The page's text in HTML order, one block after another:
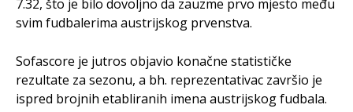
7.32, što je bilo dovoljno da zauzme prvo mjesto među
svim fudbalerima austrijskog prvenstva.
Sofascore je jutros objavio konačne statističke
rezultate za sezonu, a bh. reprezentativac završio je
ispred brojnih etabliranih imena austrijskog fudbala.